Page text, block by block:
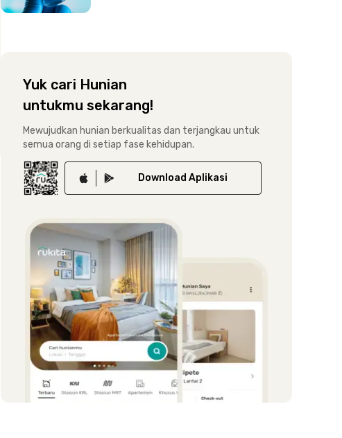
Yuk cari Hunian
untukmu sekarang!
Mewujudkan hunian berkualitas dan terjangkau untuk
semua orang di setiap fase kehidupan.
Download Aplikasi